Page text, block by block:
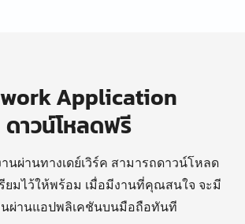
Application
ดาวน์โหลดฟรี
นผ่านทางเดย์เวิร์ค สามารถดาวน์โหลด
ยมไว้ให้พร้อม เมื่อมีงานที่คุณสนใจ จะมี
นผ่านแอปพลิเคชันบนมือถือทันที